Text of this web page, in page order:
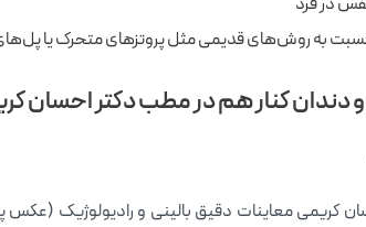
نسبت به روش‌های قدیمی مثل پروتزهای متحرک یا
دندان کنار هم در مطب دکتر احسان